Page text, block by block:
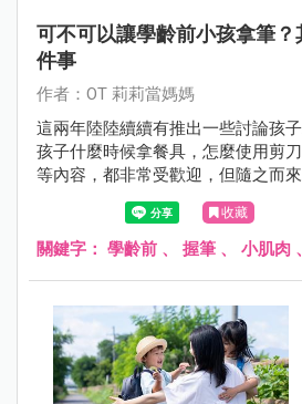
可不可以讓學齡前小孩拿筆
件事
作者：OT 莉莉當媽媽
這兩年陸陸續續有推出一些討論孩
孩子什麼時候拿餐具，怎麼使用剪
等內容，都非常受歡迎，但隨之而
章後，就來私訊問莉莉老師說～「
以下的小朋友拿筆寫字，可是，我
筆來畫了耶，我看他畫出來的線條
收藏
關鍵字： 學齡前 、 握筆 、 小肌肉